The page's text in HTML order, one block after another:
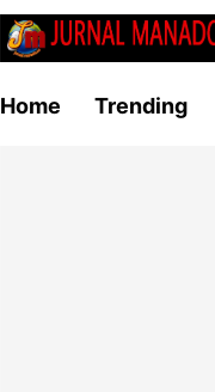
Home Trending